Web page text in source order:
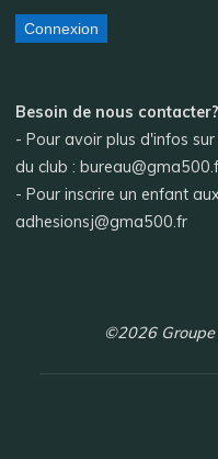
Connexion
Besoin de nous contacter?
- Pour avoir plus d'infos
du club :
- Pour inscrire un enfant
adhesionsj@gma500.fr
©2026